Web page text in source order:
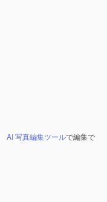
AI 写真編集ツールで編集で